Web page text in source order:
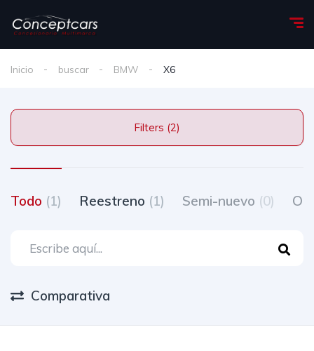
Inicio buscar BMW X6
Filters (2)
Todo (1) Reestreno (1) Semi-nuevo (0)
Comparativa